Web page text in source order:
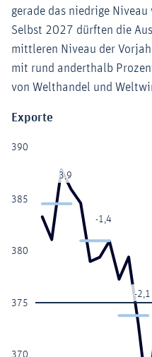
gerade das niedrige
Selbst 2027 dürften die
mittleren Niveau der
mit rund anderthalb
von Welthandel und